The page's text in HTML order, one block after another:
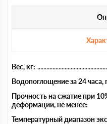
Вес, кг:
Водопоглощение за 24 часа,
Прочность на сжатие при
деформации, не менее:
Температурный диапазон